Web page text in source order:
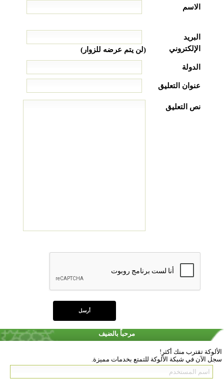
الاسم
البريد
الإلكتروني
(لن يتم عرضه للزوار)
الدولة
عنوان التعليق
نص التعليق
مرحباً بالضيف
الألوكة تقترب منك أكثر!
سجل الآن في شبكة الألوكة للتمتع بخدمات مميزة.